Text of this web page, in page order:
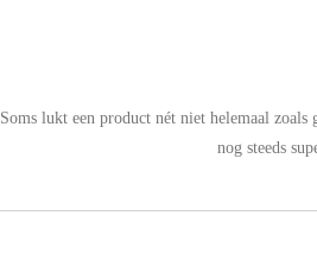
Soms lukt een product nét niet helemaal
nog steeds